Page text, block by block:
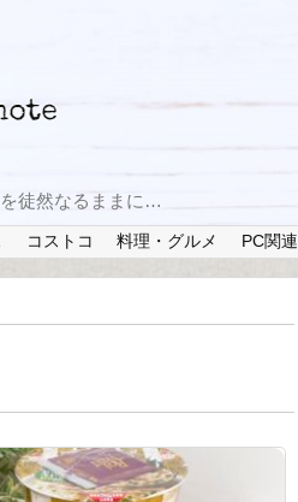
徒然なるままに…
コストコ 料理・グルメ PC関連